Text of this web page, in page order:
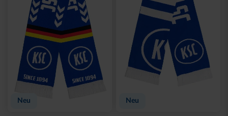
Neu Neu